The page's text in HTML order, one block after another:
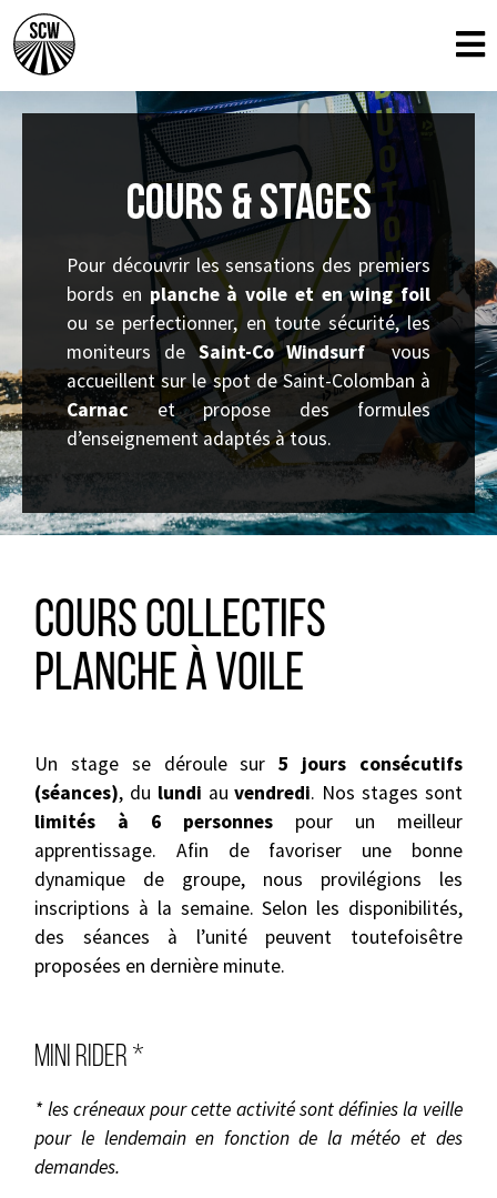
Cours & stages
Pour découvrir les sensations des premiers
bords en planche à voile et en wing foil
ou se perfectionner, en toute sécurité, les
moniteurs deSaint-Co Windsurfvous
accueillent sur le spot de Saint-Colomban à
Carnacet propose des formules
d’enseignement adaptés à tous.
Cours collectifs
Planche à Voile
Un stage se déroule sur5 jours consécutifs
(séances), du lundi auvendredi. Nos stages sont
limités à 6 personnes pour un meilleur
apprentissage. Afin de favoriser une bonne
dynamique de groupe, nous provilégions les
inscriptions à la semaine. Selon les disponibilités,
des séances à l’unité peuvent toutefoisêtre
proposées en dernière minute.
Mini rider *
* les créneaux pour cette activité sont définies la veille
pour le lendemain en fonction de la météo et des
demandes.